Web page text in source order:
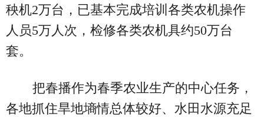
秧机2万台，已基本完成培训各类农机操作
人员5万人次，检修各类农机具约50万台
套。
把春播作为春季农业生产的中心任务，
各地抓住旱地墒情总体较好、水田水源充足